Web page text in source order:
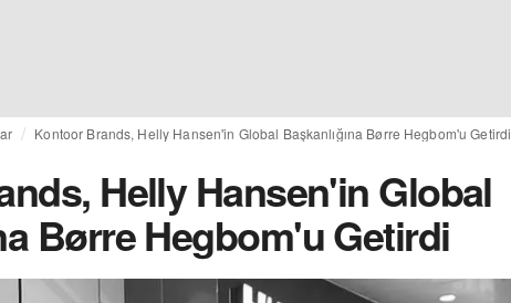
Kontoor Brands, Helly Hansen'in Global Başkanlığına Børre Hegbom'u Getirdi
Helly Hansen'in Global
Børre Hegbom'u Getirdi